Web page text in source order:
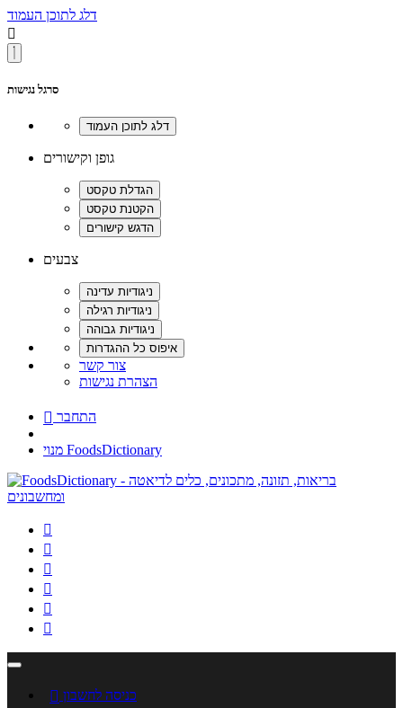
דלג לתוכן העמוד

סרגל נגישות
גופן וקישורים
צבעים
צור קשר
הצהרת נגישות
 התחבר
מנוי FoodsDictionary






 כניסה לחשבון